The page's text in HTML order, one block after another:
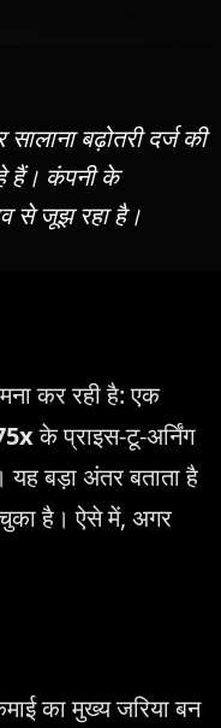
बढ़ोतरी दर्ज की
हैं। कंपनी के
से जूझ रहा है।
कर रही है: एक
के प्राइस-टू-अर्निंग
यह बड़ा अंतर बताता है
है। ऐसे में, अगर
का मुख्य जरिया बन